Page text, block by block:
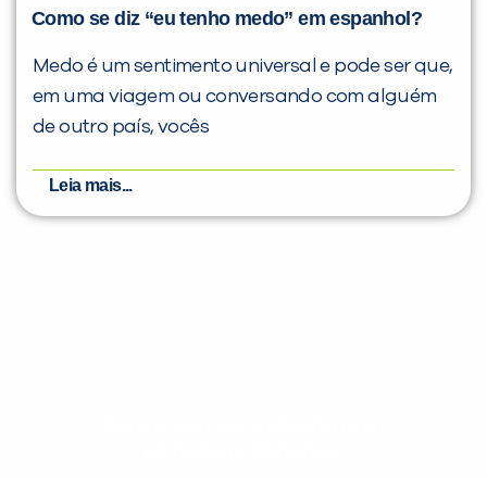
Como se diz “eu tenho medo” em espanhol?
Medo é um sentimento universal e pode ser que,
em uma viagem ou conversando com alguém
de outro país, vocês
Leia mais...